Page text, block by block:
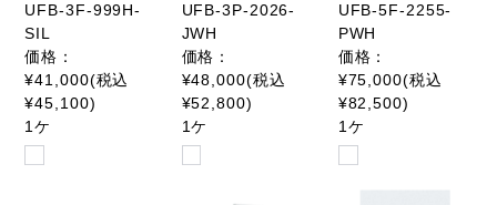
UFB-3F-999H-
SIL
価格：
¥41,000(税込
¥45,100)
1ケ
UFB-3P-2026-
JWH
価格：
¥48,000(税込
¥52,800)
1ケ
UFB-5F-2255-
PWH
価格：
¥75,000(税込
¥82,500)
1ケ